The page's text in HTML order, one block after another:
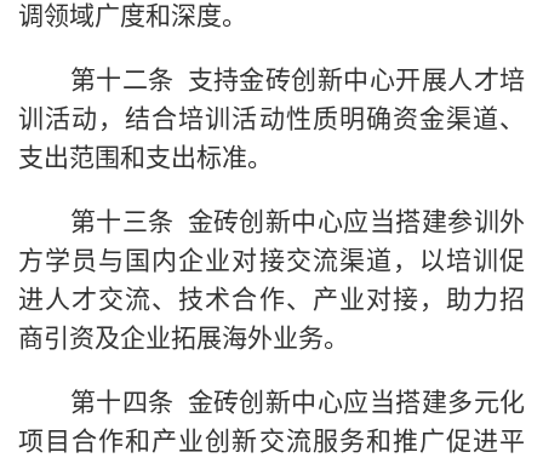
调领域广度和深度。
第十二条 支持金砖创新中心开展人才培
训活动，结合培训活动性质明确资金渠道、
支出范围和支出标准。
第十三条 金砖创新中心应当搭建参训外
方学员与国内企业对接交流渠道，以培训促
进人才交流、技术合作、产业对接，助力招
商引资及企业拓展海外业务。
第十四条 金砖创新中心应当搭建多元化
项目合作和产业创新交流服务和推广促进平